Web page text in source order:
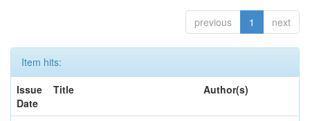
previous 1 next
Item hits:
Issue
Date
Title Author(s)